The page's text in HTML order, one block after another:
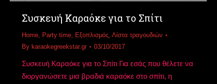
Συσκευή Καραόκε για το Σπίτι
Home, Party time, Εξοπλισμός, Λίστα τραγουδιών
By karaokegreekstar.gr 03/10/2017
Συσκευή Καραόκε για το Σπίτι Για εσάς που θέλετε να
διοργανώσετε μια βραδιά καραόκε στο σπίτι, η